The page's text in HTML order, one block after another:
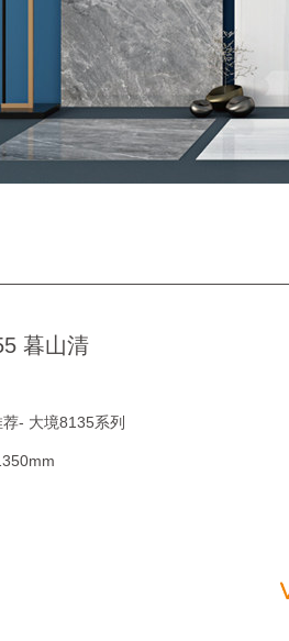
暮山清
荐- 大境8135系列